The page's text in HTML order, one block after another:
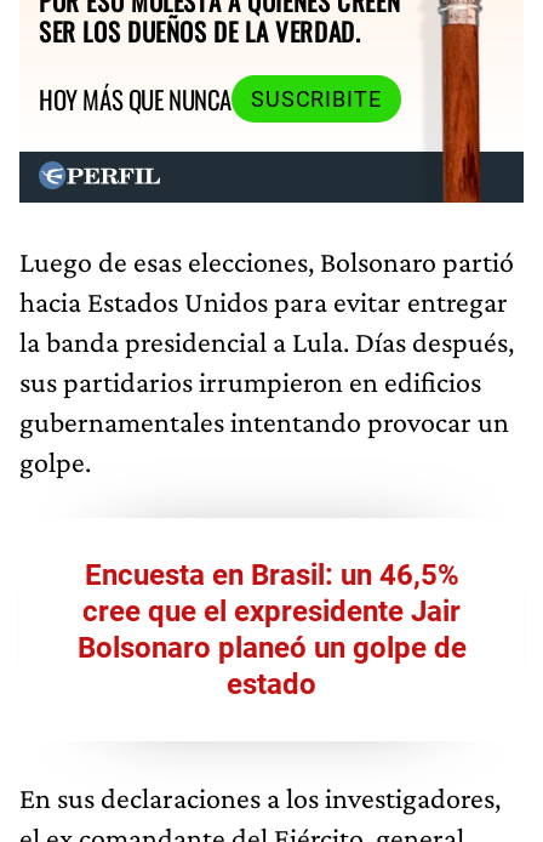
SER LOS DUEÑOS DE LA VERDAD.
HOY MÁS QUE NUNCA
SUSCRIBITE
Luego de esas elecciones, Bolsonaro partió
hacia Estados Unidos para evitar entregar
la banda presidencial a Lula. Días después,
sus partidarios irrumpieron en edificios
gubernamentales intentando provocar un
golpe.
Encuesta en Brasil: un 46,5%
cree que el expresidente Jair
Bolsonaro planeó un golpe de
estado
En sus declaraciones a los investigadores,